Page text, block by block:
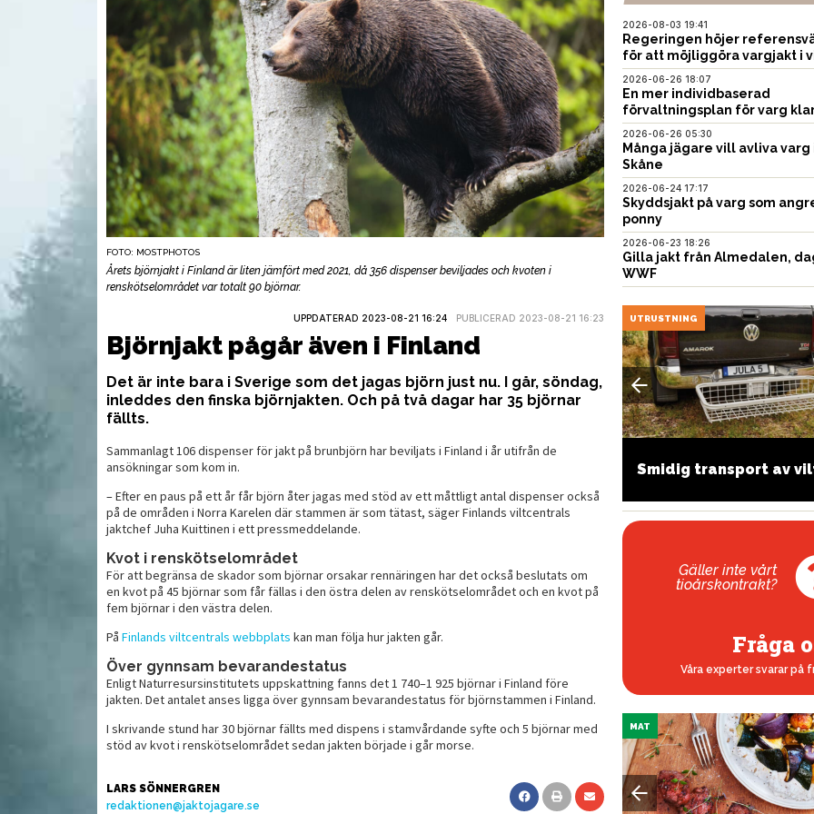
FOTO: MOSTPHOTOS
Årets björnjakt i Finland är liten jämfört med 2021, då 356 dispenser beviljades och kvoten i
renskötselområdet var totalt 90 björnar.
UPPDATERAD 2023-08-21 16:24 PUBLICERAD 2023-08-21 16:23
Björnjakt pågår även i Finland
Det är inte bara i Sverige som det jagas björn just nu. I går, söndag,
inleddes den finska björnjakten. Och på två dagar har 35 björnar
fällts.
Sammanlagt 106 dispenser för jakt på brunbjörn har beviljats i Finland i år utifrån de
ansökningar som kom in.
– Efter en paus på ett år får björn åter jagas med stöd av ett måttligt antal dispenser också
på de områden i Norra Karelen där stammen är som tätast, säger Finlands viltcentrals
jaktchef Juha Kuittinen i ett pressmeddelande.
Kvot i renskötselområdet
För att begränsa de skador som björnar orsakar rennäringen har det också beslutats om
en kvot på 45 björnar som får fällas i den östra delen av renskötselområdet och en kvot på
fem björnar i den västra delen.
På Finlands viltcentrals webbplats kan man följa hur jakten går.
Över gynnsam bevarandestatus
Enligt Naturresursinstitutets uppskattning fanns det 1 740–1 925 björnar i Finland före
jakten. Det antalet anses ligga över gynnsam bevarandestatus för björnstammen i Finland.
I skrivande stund har 30 björnar fällts med dispens i stamvårdande syfte och 5 björnar med
stöd av kvot i renskötselområdet sedan jakten började i går morse.
LARS SÖNNERGREN
redaktionen@jaktojagare.se
2026-08-03 19:41
Regeringen höjer
för att möjliggöra vargjakt i
2026-06-26 18:07
En mer individbaserad
förvaltningsplan för varg
2026-06-26 05:30
Många jägare vill avliva varg
Skåne
2026-06-24 17:17
Skyddsjakt på varg som
ponny
2026-06-23 18:26
Gilla jakt från Almedalen,
WWF
roll
Vettig optik för en rimlig
slant
AMMUNITION UTRUSTNING
Smidig transport av
Gäller inte vårt
tioårskontrakt?
Fråga
Våra experter svarar på
MAT MAT MAT